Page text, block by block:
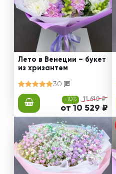
Лето в Венеции – букет
из хризантем
30
-10% 11 610 ₽
от 10 529 ₽